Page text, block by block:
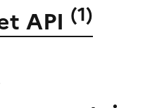
API (1)